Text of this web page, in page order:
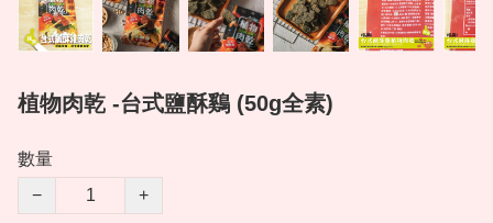
植物肉乾 -台式鹽酥鷄 (50g全素)
數量
−
+